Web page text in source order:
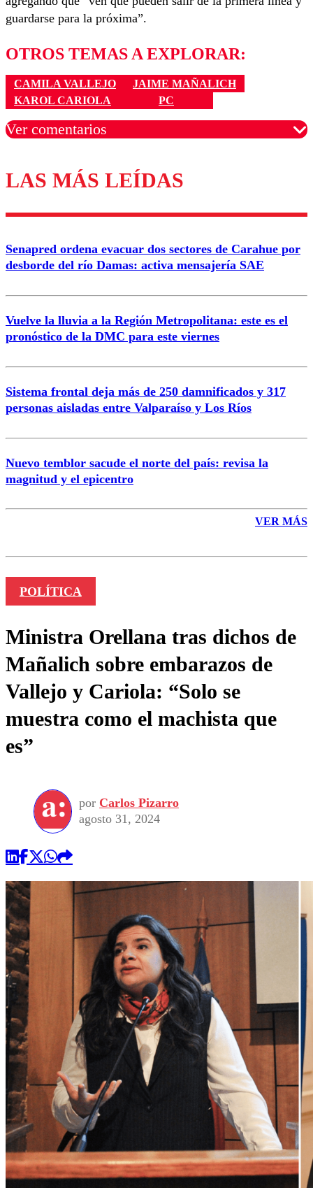
guardarse para la próxima”.
OTROS TEMAS A EXPLORAR:
CAMILA VALLEJO
JAIME MAÑALICH
KAROL CARIOLA
PC
Ver comentarios
Los comentarios son moderados para garantizar un
diálogo respetuoso.
Correo
Enviar comentario
LAS MÁS LEÍDAS
Senapred ordena evacuar dos sectores de Carahue por
desborde del río Damas: activa mensajería SAE
Vuelve la lluvia a la Región Metropolitana: este es el
pronóstico de la DMC para este viernes
Sistema frontal deja más de 250 damnificados y 317
personas aisladas entre Valparaíso y Los Ríos
Nuevo temblor sacude el norte del país: revisa la
magnitud y el epicentro
VER MÁS
POLÍTICA
Ministra Orellana tras dichos de
Mañalich sobre embarazos de
Vallejo y Cariola: “Solo se
muestra como el machista que
es”
por Carlos Pizarro
agosto 31, 2024